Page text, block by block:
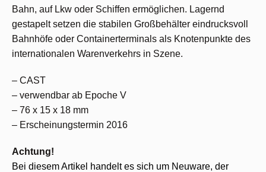
Bahn, auf Lkw oder Schiffen ermöglichen. Lagernd
gestapelt setzen die stabilen Großbehälter eindrucksvoll
Bahnhöfe oder Containerterminals als Knotenpunkte des
internationalen Warenverkehrs in Szene.
– CAST
– verwendbar ab Epoche V
– 76 x 15 x 18 mm
– Erscheinungstermin 2016
Achtung!
Bei diesem Artikel handelt es sich um Neuware, der